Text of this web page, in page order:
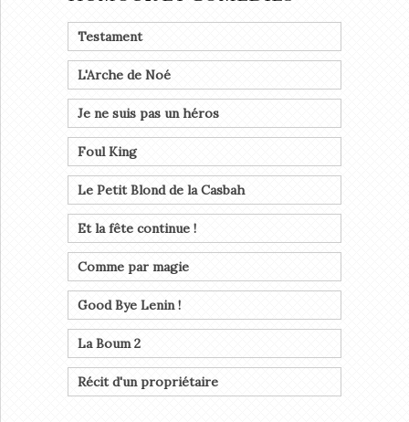
Testament
L'Arche de Noé
Je ne suis pas un héros
Foul King
Le Petit Blond de la Casbah
Et la fête continue !
Comme par magie
Good Bye Lenin !
La Boum 2
Récit d'un propriétaire